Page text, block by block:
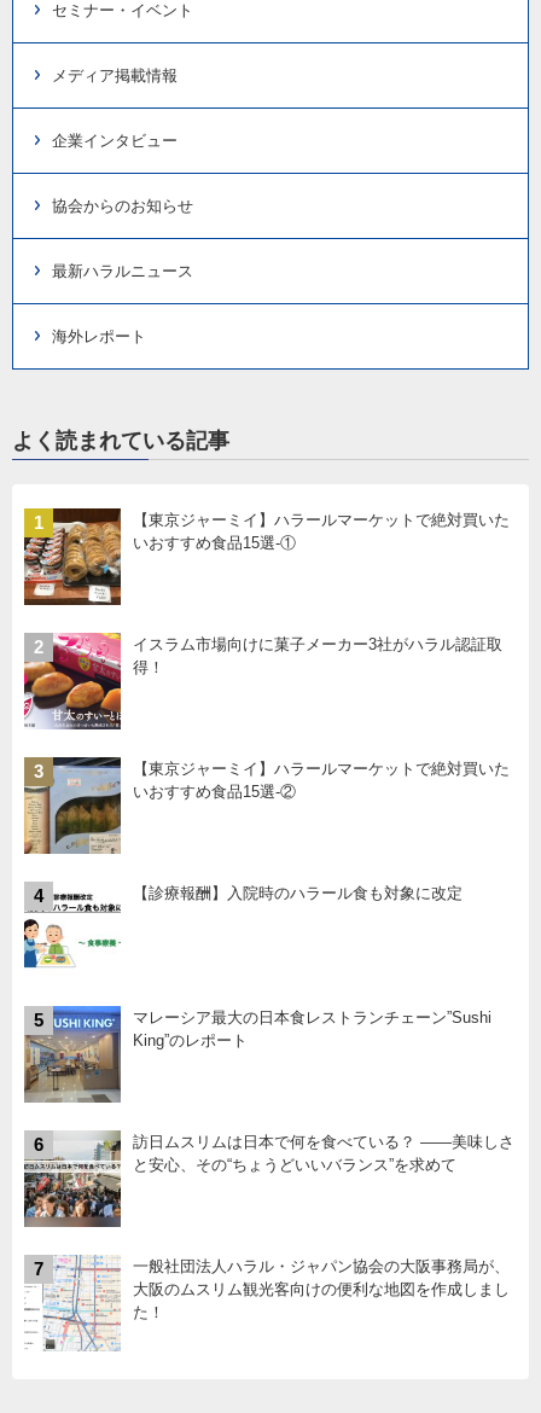
セミナー・イベント
メディア掲載情報
企業インタビュー
協会からのお知らせ
最新ハラルニュース
海外レポート
よく読まれている記事
1
【東京ジャーミイ】ハラールマーケットで絶対買いた
いおすすめ食品15選-①
2
イスラム市場向けに菓子メーカー3社がハラル認証取
得！
3
【東京ジャーミイ】ハラールマーケットで絶対買いた
いおすすめ食品15選-②
4 【診療報酬】入院時のハラール食も対象に改定
5
マレーシア最大の日本食レストランチェーン”Sushi
King”のレポート
6
訪日ムスリムは日本で何を食べている？ ――美味しさ
と安心、その“ちょうどいいバランス”を求めて
7
一般社団法人ハラル・ジャパン協会の大阪事務局が、
大阪のムスリム観光客向けの便利な地図を作成しまし
た！